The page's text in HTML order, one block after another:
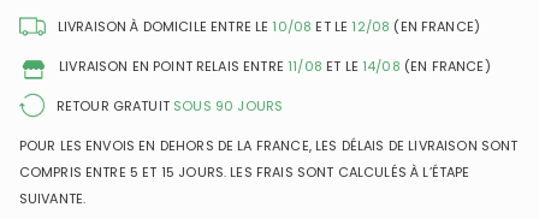
Parfum
femme
Parfum
femme
LIVRAISON À DOMICILE ENTRE LE 10/08 ET LE 12/08 (EN FRANCE)
LIVRAISON EN POINT RELAIS ENTRE 11/08 ET LE 14/08 (EN FRANCE)
RETOUR GRATUIT SOUS 90 JOURS
POUR LES ENVOIS EN DEHORS DE LA FRANCE, LES DÉLAIS DE LIVRAISON SONT
COMPRIS ENTRE 5 ET 15 JOURS. LES FRAIS SONT CALCULÉS À L’ÉTAPE
SUIVANTE.